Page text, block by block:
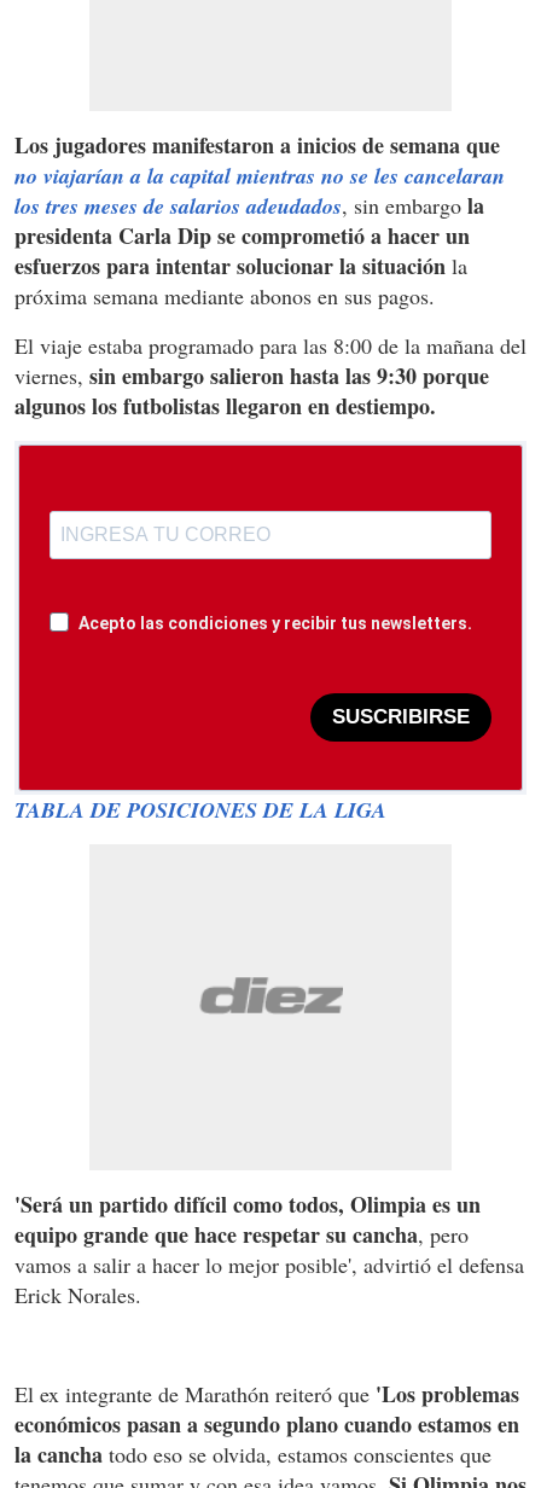
Los jugadores manifestaron a inicios de semana que
no viajarían a la capital mientras no se les cancelaran
los tres meses de salarios adeudados, sin embargo la
presidenta Carla Dip se comprometió a hacer un
esfuerzos para intentar solucionar la situación la
próxima semana mediante abonos en sus pagos.
El viaje estaba programado para las 8:00 de la mañana del
viernes, sin embargo salieron hasta las 9:30 porque
algunos los futbolistas llegaron en destiempo.
Acepto las condiciones y recibir tus newsletters.
SUSCRIBIRSE
TABLA DE POSICIONES DE LA LIGA
'Será un partido difícil como todos, Olimpia es un
equipo grande que hace respetar su cancha, pero
vamos a salir a hacer lo mejor posible', advirtió el defensa
Erick Norales.
El ex integrante de Marathón reiteró que 'Los problemas
económicos pasan a segundo plano cuando estamos en
la cancha todo eso se olvida, estamos conscientes que